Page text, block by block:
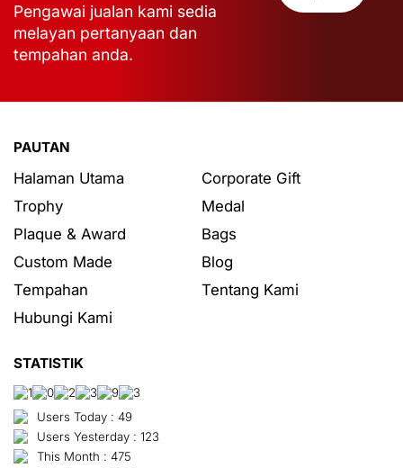
Pengawai jualan kami sedia
melayan pertanyaan dan
tempahan anda.
PAUTAN
Halaman Utama
Corporate Gift
Trophy
Medal
Plaque & Award
Bags
Custom Made
Blog
Tempahan
Tentang Kami
Hubungi Kami
STATISTIK
Users Today : 49
Users Yesterday : 123
This Month : 475